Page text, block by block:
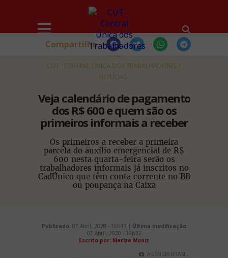
HOME
CUT - CENTRAL ÚNICA DOS TRABALHADORES
NOTÍCIAS
Veja calendário de pagamento
dos R$ 600 e quem são os
primeiros informais a receber
Os primeiros a receber a primeira
parcela do auxílio emergencial de R$
600 nesta quarta-feira serão os
trabalhadores informais já inscritos no
CadÚnico que têm conta corrente no BB
ou poupança na Caixa
Compartilhe
Publicado: 07 Abril, 2020 - 16h17 | Última modificação:
07 Abril, 2020 - 16h32
Escrito por: Marize Muniz
AGÊNCIA BRASIL